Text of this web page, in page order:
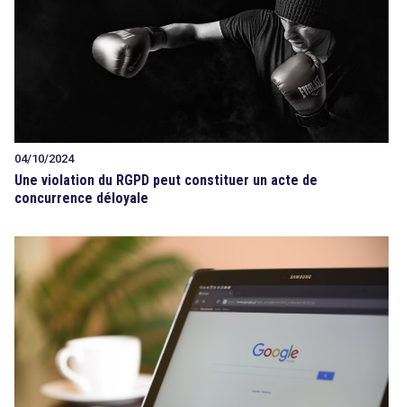
04/10/2024
Une violation du RGPD peut constituer un acte de
concurrence déloyale